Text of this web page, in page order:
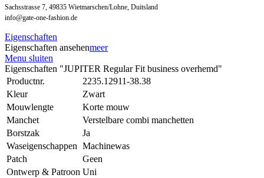
Sachsstrasse 7, 49835 Wietmarschen/Lohne, Duitsland
info@gate-one-fashion.de
Eigenschaften
Eigenschaften ansehenmeer
Menu sluiten
Eigenschaften "JUPITER Regular Fit business overhemd"
Productnr.
2235.12911-38.38
Kleur
Zwart
Mouwlengte
Korte mouw
Manchet
Verstelbare combi manchetten
Borstzak
Ja
Waseigenschappen Machinewas
Patch
Geen
Ontwerp & Patroon Uni